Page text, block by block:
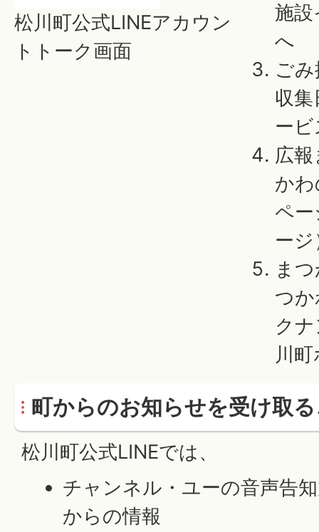
松川町公式LINEアカウン
トトーク画面
施
へ
ご
収
ー
広
か
ペー
ー
ま
つ
ク
川
町からのお知らせを受け取
松川町公式LINEでは、
チャンネル・ユーの音声告
からの情報